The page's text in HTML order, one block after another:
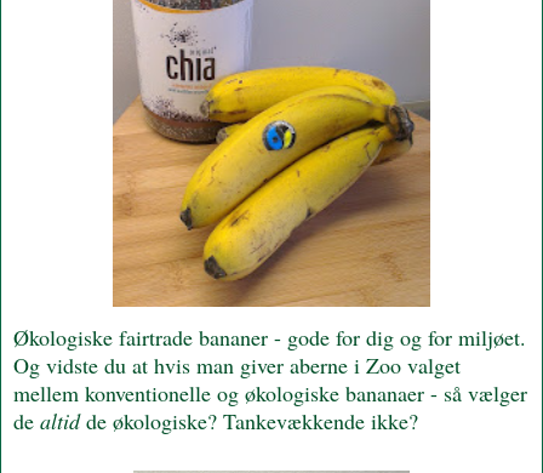
Økologiske fairtrade bananer - gode for dig og for miljøet.
Og vidste du at hvis man giver aberne i Zoo valget
mellem konventionelle og økologiske bananaer - så vælger
de altidde økologiske? Tankevækkende ikke?